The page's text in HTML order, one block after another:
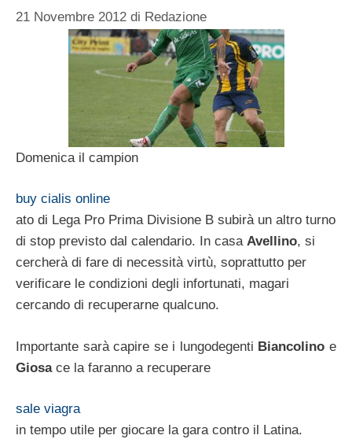
21 Novembre 2012 di Redazione
Domenica il campion
buy cialis online
ato di Lega Pro Prima Divisione B subirà un altro turno
di stop previsto dal calendario. In casa Avellino, si
cercherà di fare di necessità virtù, soprattutto per
verificare le condizioni degli infortunati, magari
cercando di recuperarne qualcuno.
Importante sarà capire se i lungodegenti Biancolino e
Giosace la faranno a recuperare
sale viagra
in tempo utile per giocare la gara contro il Latina.